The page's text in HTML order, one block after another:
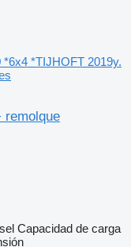
*6x4 *TIJHOFT 2019y.
remolque
Capacidad de carga